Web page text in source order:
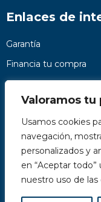
Valoramos tu
Usamos cookies
navegación,
personalizados y
en “Aceptar
nuestro uso de las
Enlaces de
Garantía
Financia tu compra
Preguntas frecuentes
Nosotros
Contacto
Páginas legales
Kit Digital